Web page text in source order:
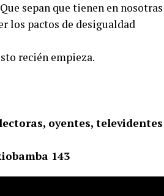
sepan que tienen en nosotras
los pactos de desigualdad
recién empieza.
oyentes, televidentes
143